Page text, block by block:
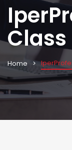
Class
Home